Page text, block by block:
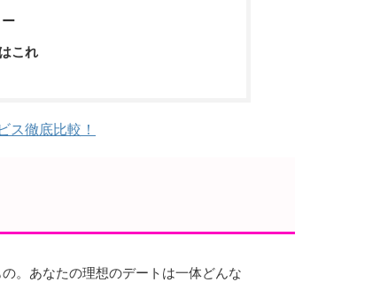
これ
ス徹底比較！
。あなたの理想のデートは一体どんな